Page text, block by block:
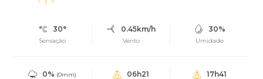
30°
Sensação
0.45km/h
Vento
30%
Umidade
0% (0mm)
06h21 17h41